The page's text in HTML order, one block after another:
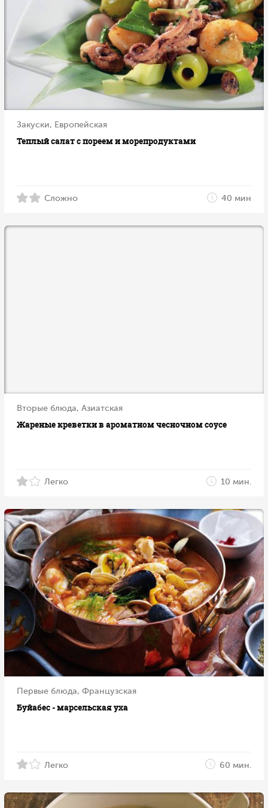
Закуски, Европейская
Теплый салат с пореем и морепродуктами
Сложно 40 мин
Вторые блюда, Азиатская
Жареные креветки в ароматном чесночном соусе
Легко 10 мин.
Первые блюда, Французская
Буйабес - марсельская уха
Легко 60 мин.